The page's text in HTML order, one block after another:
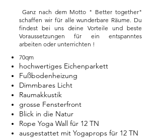
Ganz nach dem Motto " Better together"
schaffen wir für alle wunderbare Räume. Du
findest bei uns deine Vorteile und beste
Voraussetzungen für ein entspanntes
arbeiten oder unterrichten !
70qm
hochwertiges Eichenparkett
Fußbodenheizung
Dimmbares Licht
Raumakkustik
grosse Fensterfront
Blick in die Natur
Rope Yoga Wall für 12 TN
ausgestattet mit Yogaprops für 12 TN